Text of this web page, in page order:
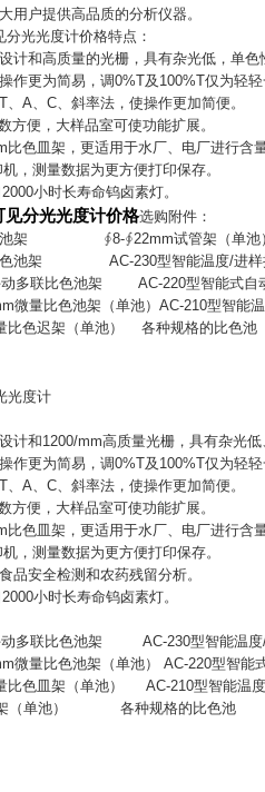
用户提供高品质的分析仪器。
分光光度计价格特点：
计和高质量的光栅，具有杂光低，单色
作更为简易，调0%T及100%T仅为轻轻
、A、C、斜率法，使操作更加简便。
方便，大样品室可使功能扩展。
比色皿架，更适用于水厂、电厂进行含量
，测量数据为更方便打印保存。
小时长寿命钨卤素灯。
见分光光度计价格选购附件：
池架 ∮8-∮22mm试管架（单池
色池架 AC-230型智能温度/进样
动多联比色池架 AC-220型智能式自
微量比色池架（单池）AC-210型智能
比色迟架（单池） 各种规格的比色池
光度计
计和1200/mm高质量光栅，具有杂光低
作更为简易，调0%T及100%T仅为轻轻
、A、C、斜率法，使操作更加简便。
方便，大样品室可使功能扩展。
比色皿架，更适用于水厂、电厂进行含量
，测量数据为更方便打印保存。
品安全检测和农药残留分析。
小时长寿命钨卤素灯。
动多联比色池架 AC-230型智能温度/
微量比色池架（单池） AC-220型智能
比色皿架（单池） AC-210型智能温
架（单池） 各种规格的比色池